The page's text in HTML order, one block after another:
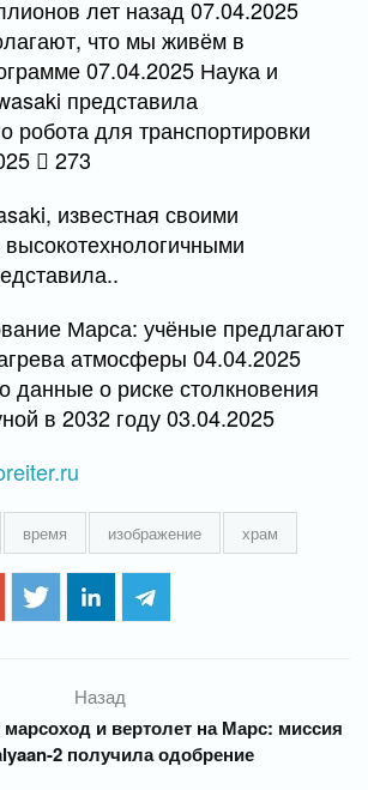
лет назад 07.04.2025
что мы живём в
07.04.2025 Наука и
представила
робота для транспортировки
273
известная своими
Марса: учёные предлагают
атмосферы 04.04.2025
данные о риске столкновения
в 2032 году 03.04.2025
время изображение храм
Назад
и вертолет на Марс: миссия
2 получила одобрение